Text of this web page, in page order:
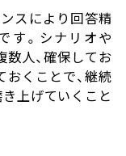
スにより回答精
す。シナリオや
人、確保してお
くことで、継続
上げていくこと